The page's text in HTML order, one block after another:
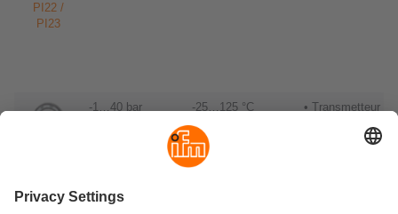
PI22 /
PI23
-1…40 bar -25…125 °C
• Transmetteur
-1…40 bar